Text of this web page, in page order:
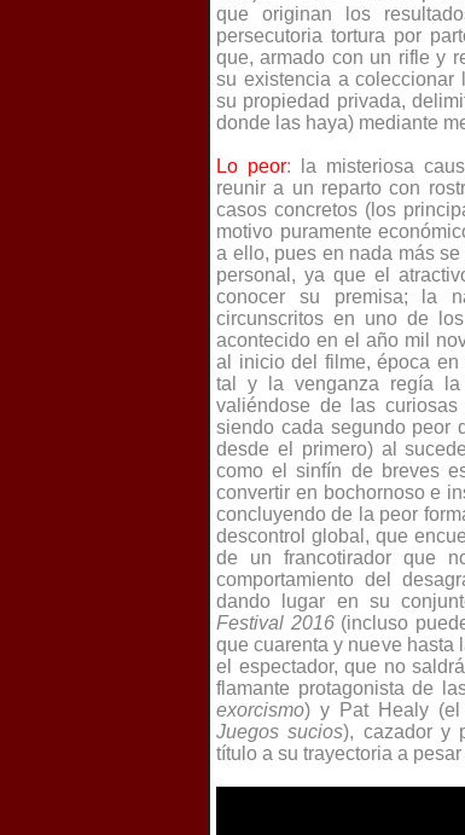
que originan los
persecutoria tortura por
que, armado con un rifle y
su existencia a coleccionar
su propiedad privada,
donde las haya) mediante
Lo peor: la misteriosa
reunir a un reparto con
casos concretos (los
motivo puramente
a ello, pues en nada más
personal, ya que el
conocer su premisa; la
circunscritos en uno de
acontecido en el año mil
al inicio del filme, época
tal y la venganza regía la
valiéndose de las curiosas
siendo cada segundo peor
desde el primero) al
como el sinfín de breves
convertir en bochornoso e
concluyendo de la peor
descontrol global, que
de un francotirador que
comportamiento del
dando lugar en su
Festival 2016 (incluso
que cuarenta y nueve hasta
el espectador, que no
flamante protagonista de
exorcismo) y Pat Healy (el
Juegos sucios), cazador y
título a su trayectoria a